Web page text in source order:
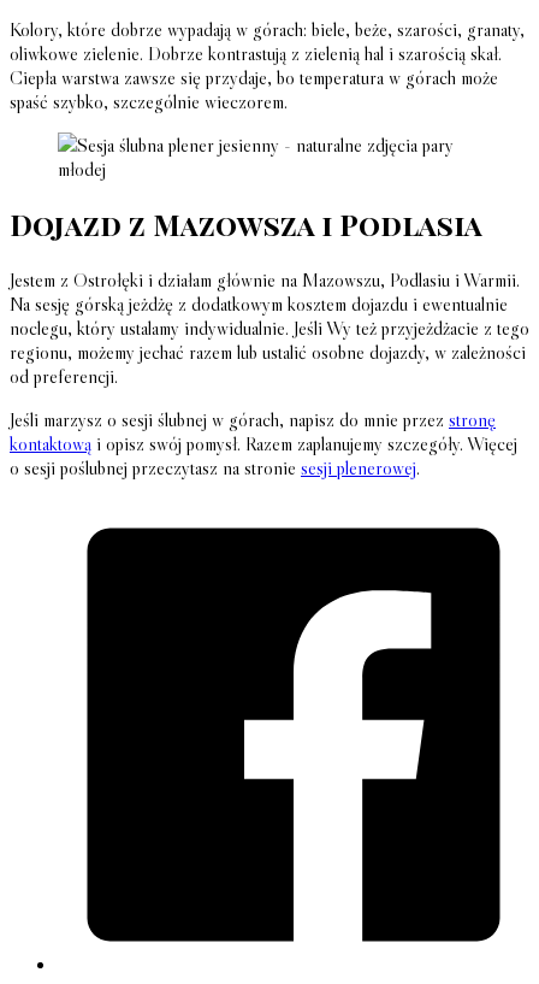
Kolory, które dobrze wypadają w górach: biele, beże, szarości, granaty,
oliwkowe zielenie. Dobrze kontrastują z zielenią hal i szarością skał.
Ciepła warstwa zawsze się przydaje, bo temperatura w górach może
spaść szybko, szczególnie wieczorem.
Dojazd z Mazowsza i Podlasia
Jestem z Ostrołęki i działam głównie na Mazowszu, Podlasiu i Warmii.
Na sesję górską jeżdżę z dodatkowym kosztem dojazdu i ewentualnie
noclegu, który ustalamy indywidualnie. Jeśli Wy też przyjeżdżacie z tego
regionu, możemy jechać razem lub ustalić osobne dojazdy, w zależności
od preferencji.
Jeśli marzysz o sesji ślubnej w górach, napisz do mnie przez stronę
kontaktową i opisz swój pomysł. Razem zaplanujemy szczegóły. Więcej
o sesji poślubnej przeczytasz na stronie sesji plenerowej.